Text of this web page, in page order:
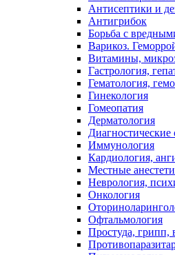
Антисептики и
Антигрибок
Борьба с
Варикоз.
Витамины,
Гастрология,
Гематология,
Гинекология
Гомеопатия
Дерматология
Диагностические
Иммунология
Кардиология,
Местные
Неврология,
Онкология
Офтальмология
Простуда,